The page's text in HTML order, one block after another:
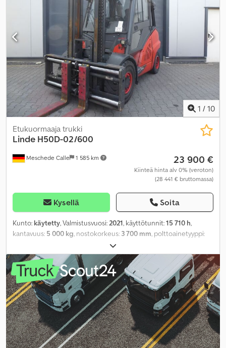
1 / 10
Meschede Calle 1 585 km
Etukuormaaja trukki
Linde H50D-02/600
23 900 €
Kiinteä hinta alv 0% (veroton)
(28 441 € bruttomassa)
Kysellä Soita
Kunto: käytetty, Valmistusvuosi:2021, käyttötunnit:15 710 h,
kantavuus: 5 000 kg, nostokorkeus: 3 700 mm, polttoainetyyppi:
2 900 mm
prosentti, väri:muu,